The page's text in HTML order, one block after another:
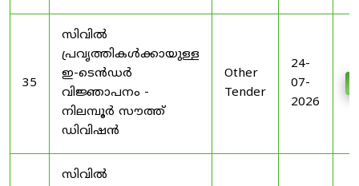
35
സിവിൽ
പ്രവൃത്തികൾക്കായുള്ള
ഇ-ടെൻഡർ
വിജ്ഞാപനം -
നിലമ്പൂർ സൗത്ത്
ഡിവിഷൻ
Other
Tender
24-
07-
2026
സിവിൽ